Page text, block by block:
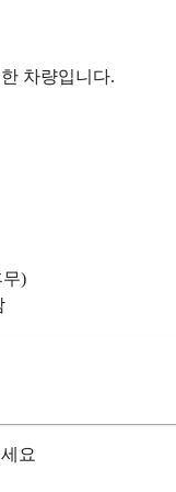
차량입니다.
무)
요